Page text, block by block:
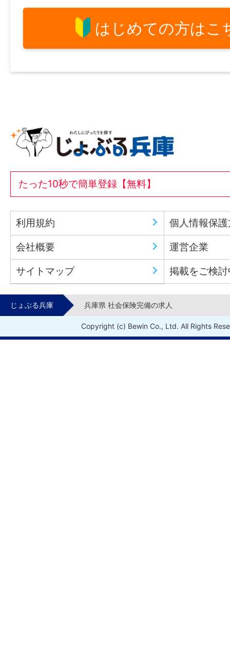
はじめての方はこ
たった10秒で簡単登録【無料】
利用規約 個人情報保
会社概要 運営企業
サイトマップ 掲載をご検
じょぶる兵庫 兵庫県 社会保険完備の求人
Copyright (c) Bewin Co., Ltd. All Rights